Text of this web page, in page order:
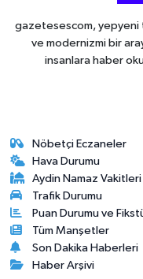
gazetesescom, yepyeni
ve modernizmi bir
insanlara haber
Nöbetçi Eczaneler
Hava Durumu
Aydin Namaz Vakitleri
Trafik Durumu
Puan Durumu ve
Tüm Manşetler
Son Dakika Haberleri
Haber Arşivi